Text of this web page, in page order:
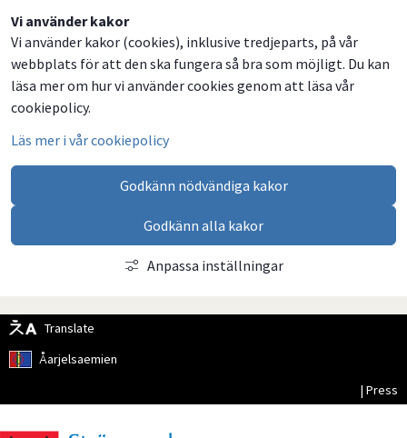
Vi använder kakor
Vi använder kakor (cookies), inklusive tredjeparts, på vår
webbplats för att den ska fungera så bra som möjligt. Du kan
läsa mer om hur vi använder cookies genom att läsa vår
cookiepolicy.
Läs mer i vår cookiepolicy
Godkänn nödvändiga kakor
Godkänn alla kakor
Anpassa inställningar
Translate
Åarjelsaemien
| Press
Dela
på
Facebook
Dela
på
Twitter
Dela
på
LinkedIn
Dela
via
email